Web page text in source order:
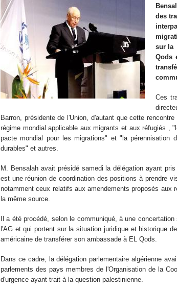
des
sur la
Qods
Ces
Barron, présidente de l'Union, d'autant que cette
régime mondial applicable aux migrants et aux réfugiés ,
pacte mondial pour les migrations" et "la pérennisation
durables" et autres.
M. Bensalah avait présidé samedi la délégation ayant
est une réunion de coordination des positions à prendre
notamment ceux relatifs aux amendements proposés aux
la même source.
Il a été procédé, selon le communiqué, à une
l'AG et qui portent sur la situation juridique et historique
américaine de transférer son ambassade à EL Qods.
Dans ce cadre, la délégation parlementaire algérienne
parlements des pays membres de l'Organisation de la
d'urgence ayant trait à la question palestinienne.